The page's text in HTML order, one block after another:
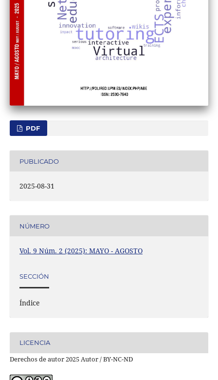
PDF
PUBLICADO
2025-08-31
NÚMERO
Vol. 9 Núm. 2 (2025): MAYO - AGOSTO
SECCIÓN
Índice
LICENCIA
Derechos de autor 2025 Autor / BY-NC-ND